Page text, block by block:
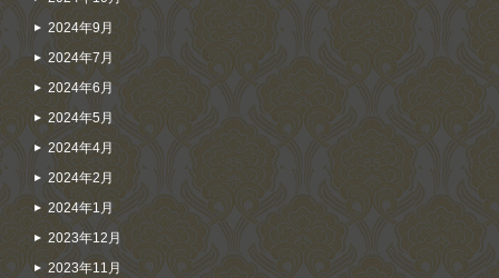
2024年9月
2024年7月
2024年6月
2024年5月
2024年4月
2024年2月
2024年1月
2023年12月
2023年11月